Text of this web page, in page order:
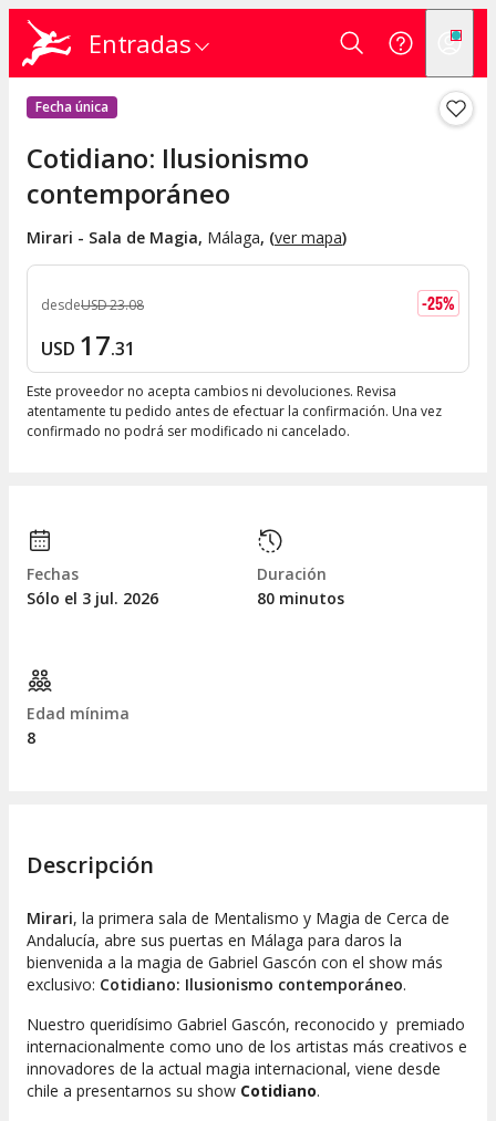
Entradas
Fecha única
Cotidiano: Ilusionismo
contemporáneo
Mirari - Sala de Magia, Málaga, (ver mapa)
desdeUSD23.08 -25%
USD 17.31
Este proveedor no acepta cambios ni devoluciones. Revisa
atentamente tu pedido antes de efectuar la confirmación. Una vez
confirmado no podrá ser modificado ni cancelado.
Fechas
Sólo el 3 jul. 2026
Duración
80 minutos
Edad mínima
8
Descripción
Mirari, la primera sala de Mentalismo y Magia de Cerca de
Andalucía, abre sus puertas en Málaga para daros la
bienvenida a la magia de Gabriel Gascón con el show más
exclusivo: Cotidiano: Ilusionismo contemporáneo.
Nuestro queridísimo Gabriel Gascón, reconocido y premiado
internacionalmente como uno de los artistas más creativos e
innovadores de la actual magia internacional, viene desde
chile a presentarnos su show Cotidiano.